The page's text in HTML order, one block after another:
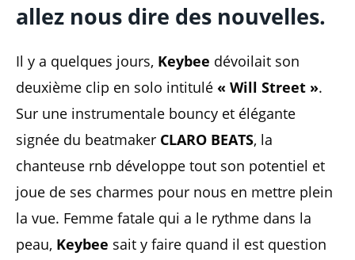
allez nous dire des nouvelles.
Il y a quelques jours, Keybee dévoilait son
deuxième clip en solo intitulé « Will Street ».
Sur une instrumentale bouncy et élégante
signée du beatmaker CLARO BEATS, la
chanteuse rnb développe tout son potentiel et
joue de ses charmes pour nous en mettre plein
la vue. Femme fatale qui a le rythme dans la
peau, Keybee sait y faire quand il est question